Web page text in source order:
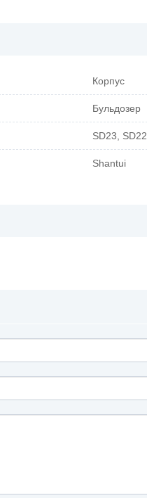
Корпус
Бульдозер
SD23, SD22
Shantui